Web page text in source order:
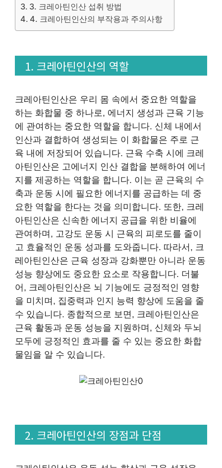
3. 크레아틴인산 섭취 방법
4. 크레아틴인산의 부작용과 주의사항
1. 크레아틴인산의 역할
크레아틴인산은 우리 몸 속에서 중요한 역할을
하는 화합물 중 하나로, 에너지 생성과 근육 기능
에 관여하는 중요한 역할을 합니다. 신체 내에서
인산과 결합하여 생성되는 이 화합물은 주로 근
육 내에 저장되어 있습니다. 근육 수축 시에 크레
아틴인산은 고에너지 인산 결합을 분해하여 에너
지를 제공하는 역할을 합니다. 이는 곧 근육의 수
축과 운동 시에 필요한 에너지를 공급하는 데 중
요한 역할을 한다는 것을 의미합니다. 또한, 크레
아틴인산은 신속한 에너지 공급을 위한 비율에
관여하며, 고강도 운동 시 근육의 피로도를 줄이
고 효율적인 운동 성과를 도와줍니다. 따라서, 크
레아틴인산은 근육 성장과 강화뿐만 아니라 운동
성능 향상에도 중요한 요소로 작용합니다. 더불
어, 크레아틴인산은 뇌 기능에도 긍정적인 영향
을 미치며, 집중력과 인지 능력 향상에 도움을 줄
수 있습니다. 종합적으로 보면, 크레아틴인산은
근육 활동과 운동 성능을 지원하며, 신체와 두뇌
모두에 긍정적인 효과를 줄 수 있는 중요한 화합
물임을 알 수 있습니다.
2. 크레아틴인산의 장점과 단점